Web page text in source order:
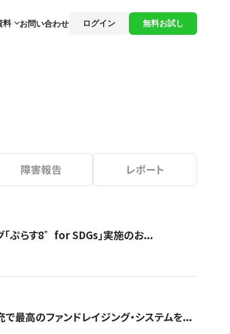
料 お問い合わせ ログイン 無料お試し
障害報告 レポート
ぷらす8゛for SDGs」実施のお...
最高のファンドレイジング・システムを...